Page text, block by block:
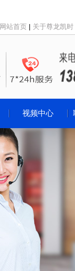
网站首页| 关于尊龙凯时
视频中心